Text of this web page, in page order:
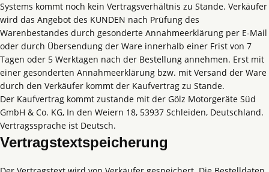
Systems kommt noch kein Vertragsverhältnis zu Stande. Verkäufer
wird das Angebot des KUNDEN nach Prüfung des
Warenbestandes durch gesonderte Annahmeerklärung per E-Mail
oder durch Übersendung der Ware innerhalb einer Frist von 7
Tagen oder 5 Werktagen nach der Bestellung annehmen. Erst mit
einer gesonderten Annahmeerklärung bzw. mit Versand der Ware
durch den Verkäufer kommt der Kaufvertrag zu Stande.
Der Kaufvertrag kommt zustande mit der Gölz Motorgeräte Süd
GmbH & Co. KG, In den Weiern 18, 53937 Schleiden, Deutschland.
Vertragssprache ist Deutsch.
Vertragstextspeicherung